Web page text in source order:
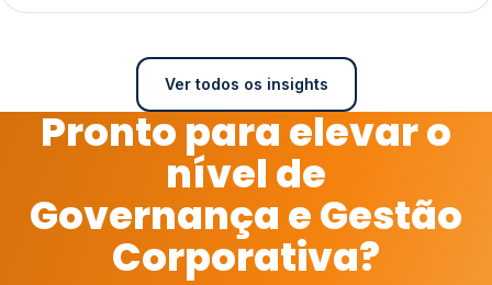
Ver todos os insights
Pronto para elevar o
nível de
Governança e Gestão
Corporativa?